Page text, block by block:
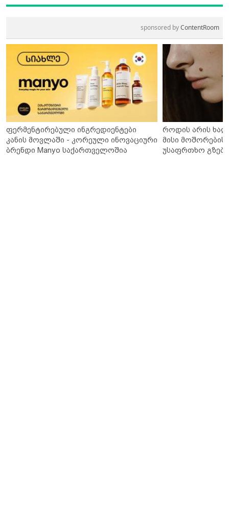
sponsored byContentRoom
ფერმენტირებული ინგრედიენტები
კანის მოვლაში - კორეული ინოვაციური
ბრენდი Manyo საქართველოშია
როდის არის
მისი მოშორების
უსაფრთხო გზები